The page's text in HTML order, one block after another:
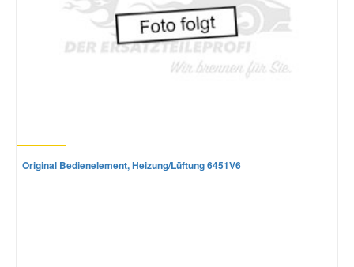
Original Bedienelement, Heizung/Lüftung 6451V6